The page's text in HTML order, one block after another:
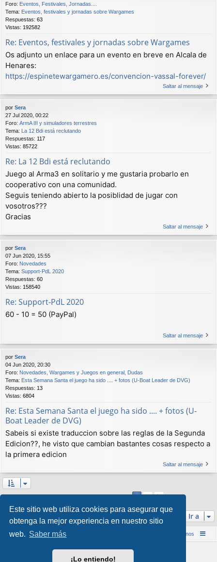
Este sitio web utiliza cookies para asegurar que
obtenga la mejor experiencia en nuestro sitio
web. Saber más
¡Lo entiendo!
Foro: Eventos, Festivales, Jornadas....
Tema: Eventos, festivales y jornadas sobre Wargames
Respuestas: 63
Vistas: 192582
Re: Eventos, festivales y jornadas sobre Wargames
Os adjunto un enlace para un evento en breve en Alcala de
Henares:
https://espinetewargamero.es/convencion-vassal-forever/
Saltar al mensaje
por Sera
27 Jul 2020, 00:22
Foro: ArmA III y simuladores terrestres
Tema: La 12 Bdi está reclutando
Respuestas: 117
Vistas: 85722
Re: La 12 Bdi está reclutando
Juego al Arma3 en solitario y me gustaria probarlo en
cooperativo con una comunidad.
Seguis teniendo abierto la posiblidad de jugar con
vosotros???
Gracias
Saltar al mensaje
por Sera
07 Jun 2020, 15:55
Foro: Novedades
Tema: Support-PdL 2020
Respuestas: 60
Vistas: 158540
Re: Support-PdL 2020
60 - 10 = 50 (PayPal)
Saltar al mensaje
por Sera
04 Jun 2020, 20:30
Foro: Novedades, Wargames y Juegos en general, Dudas
Tema: Esta Semana Santa el juego ha sido .... + fotos (U-Boat Leader de DVG)
Respuestas: 13
Vistas: 6804
Re: Esta Semana Santa el juego ha sido .... + fotos (U-
Boat Leader de DVG)
Sabeis si existe traduccion sobre las reglas de la Segunda
Edicion??, he visto que cambian bastantes cosas respecto a
la primera edicion
Saltar al mensaje
1 2
Siguiente
Ir a
Inicio (Web) Foro Punta de Lanza Wargames Contáctenos
Desarrollado porphpBB® Forum Software © phpBB Limited
Style porArty&